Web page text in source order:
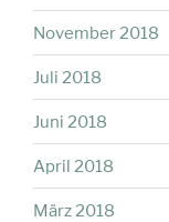
November 2018
Juli 2018
Juni 2018
April 2018
März 2018